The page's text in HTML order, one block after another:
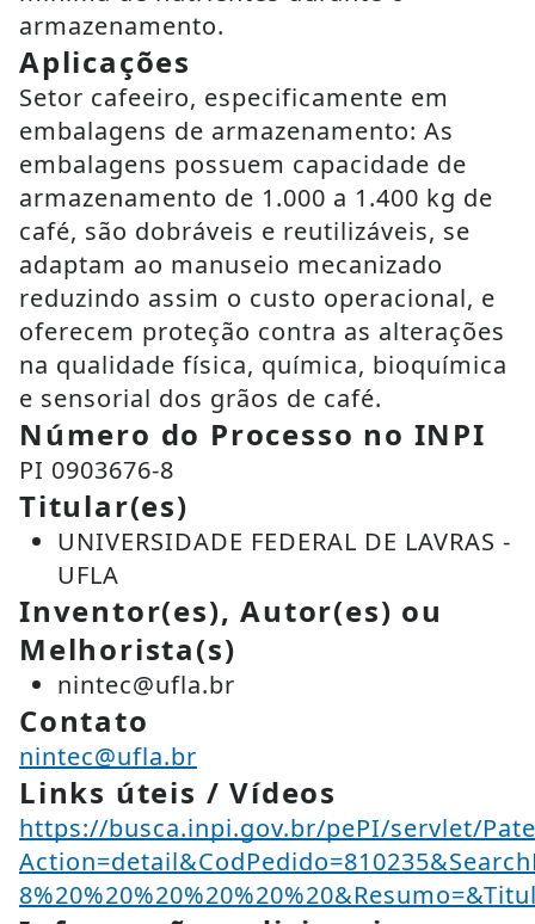
armazenamento.
Aplicações
Setor cafeeiro, especificamente em
embalagens de armazenamento: As
embalagens possuem capacidade de
armazenamento de 1.000 a 1.400 kg de
café, são dobráveis e reutilizáveis, se
adaptam ao manuseio mecanizado
reduzindo assim o custo operacional, e
oferecem proteção contra as alterações
na qualidade física, química, bioquímica
e sensorial dos grãos de café.
Número do Processo no INPI
PI 0903676-8
Titular(es)
UNIVERSIDADE FEDERAL DE LAVRAS -
UFLA
Inventor(es), Autor(es) ou
Melhorista(s)
nintec@ufla.br
Contato
nintec@ufla.br
Links úteis / Vídeos
https://busca.inpi.gov.br/pePI/servlet/